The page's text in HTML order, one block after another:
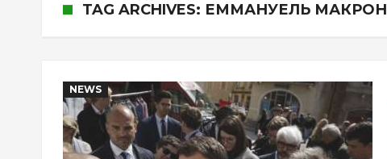
TAG ARCHIVES: ЕММАНУЕЛЬ МАКРОН
NEWS